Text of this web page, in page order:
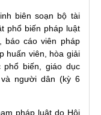
biên soạn bộ tài
phổ biến pháp luật
báo cáo viên pháp
huấn viên, hòa giải
biến, giáo dục
người dân (kỳ 6
pháp luật do Hội